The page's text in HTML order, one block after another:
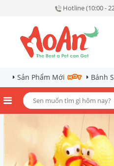
Hotline (10:00 -
Sản Phẩm Mới Bánh